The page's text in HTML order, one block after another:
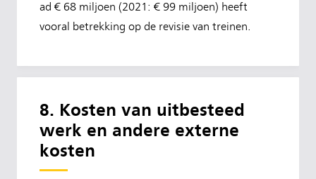
ad € 68 miljoen (2021: € 99 miljoen) heeft
vooral betrekking op de revisie van treinen.
8. Kosten van uitbesteed
werk en andere externe
kosten